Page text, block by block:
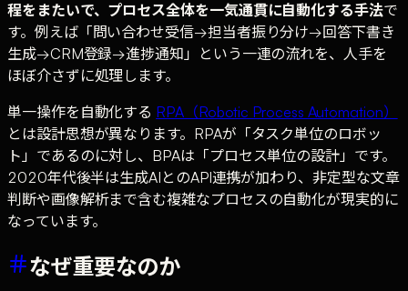
程をまたいで、プロセス全体を一気通貫に自動化する手法で
す。例えば「問い合わせ受信→担当者振り分け→回答下書き
生成→CRM登録→進捗通知」という一連の流れを、人手を
ほぼ介さずに処理します。
単一操作を自動化する RPA（Robotic Process Automation）
とは設計思想が異なります。RPAが「タスク単位のロボッ
ト」であるのに対し、BPAは「プロセス単位の設計」です。
2020年代後半は生成AIとのAPI連携が加わり、非定型な文章
判断や画像解析まで含む複雑なプロセスの自動化が現実的に
なっています。
なぜ重要なのか